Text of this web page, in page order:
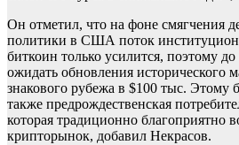
Он отметил, что на фоне смягчения
политики в США поток
биткоин только усилится, поэтому
ожидать обновления исторического
знакового рубежа в $100 тыс. Этому
также предрождественская
которая традиционно благоприятно
крипторынок, добавил Некрасов.